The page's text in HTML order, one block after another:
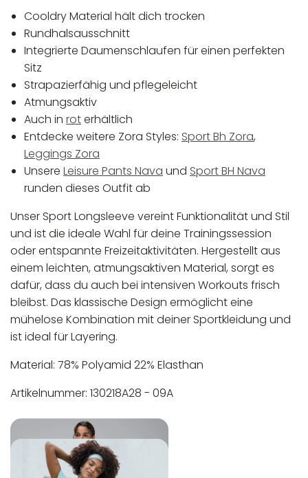
Cooldry Material hält dich trocken
Rundhalsausschnitt
Integrierte Daumenschlaufen für einen perfekten
Sitz
Strapazierfähig und pflegeleicht
Atmungsaktiv
Auch in roterhältlich
Entdecke weitere Zora Styles: Sport Bh Zora,
Leggings Zora
Unsere Leisure Pants Nava und Sport BH Nava
runden dieses Outfit ab
Unser Sport Longsleeve vereint Funktionalität und Stil
und ist die ideale Wahl für deine Trainingssession
oder entspannte Freizeitaktivitäten. Hergestellt aus
einem leichten, atmungsaktiven Material, sorgt es
dafür, dass du auch bei intensiven Workouts frisch
bleibst. Das klassische Design ermöglicht eine
mühelose Kombination mit deiner Sportkleidung und
ist ideal für Layering.
Material: 78% Polyamid 22% Elasthan
Artikelnummer: 130218A28 - 09A
Maschinenwäsche bis 30°C
Nicht bleichen
Nicht bügeln
Nicht trocknergeeignet
In der EU niedergelassener verantwortlicher
Wirtschaftsakteur: